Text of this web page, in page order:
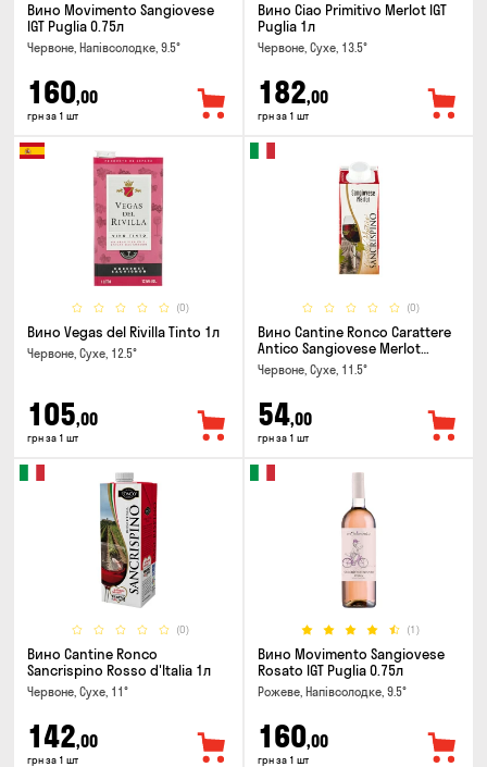
Вино Movimento Sangiovese
IGT Puglia 0.75л
Червоне, Напівсолодке, 9.5°
160,00
грн за 1 шт
Вино Ciao Primitivo Merlot IGT
Puglia 1л
Червоне, Сухе, 13.5°
182,00
грн за 1 шт
(0)
Вино Vegas del Rivilla Tinto 1л
Червоне, Сухе, 12.5°
105,00
грн за 1 шт
(0)
Вино Cantine Ronco Carattere
Antico Sangiovese Merlot
Rubicone IGT 0.25л
Червоне, Сухе, 11.5°
54,00
грн за 1 шт
(0)
Вино Cantine Ronco
Sancrispino Rosso d'Italia 1л
Червоне, Сухе, 11°
142,00
грн за 1 шт
(1)
Вино Movimento Sangiovese
Rosato IGT Puglia 0.75л
Рожеве, Напівсолодке, 9.5°
160,00
грн за 1 шт